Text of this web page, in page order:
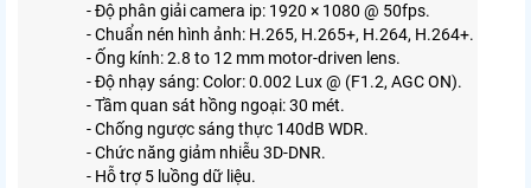
- Độ phân giải camera ip: 1920 × 1080 @ 50fps.
- Chuẩn nén hình ảnh: H.265, H.265+, H.264, H.264+.
- Ống kính: 2.8 to 12 mm motor-driven lens.
- Độ nhạy sáng: Color: 0.002 Lux @ (F1.2, AGC ON).
- Tầm quan sát hồng ngoại: 30 mét.
- Chống ngược sáng thực 140dB WDR.
- Chức năng giảm nhiễu 3D-DNR.
- Hỗ trợ 5 luồng dữ liệu.